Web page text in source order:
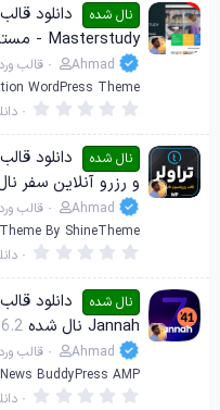
نال شده
دانلود
Masterstudy - مستراستادی نال شده
Ahmad
قالب
WordPress Theme
0
0
0
س
ت
ا
ر
ه
نال شده
و رزرو آنلاین سفر
Ahmad
قالب
By ShineTheme
0
0
0
س
ت
ا
ر
ه
نال شده
دانلود
Jannah نال شده
Ahmad
قالب
BuddyPress AMP
0